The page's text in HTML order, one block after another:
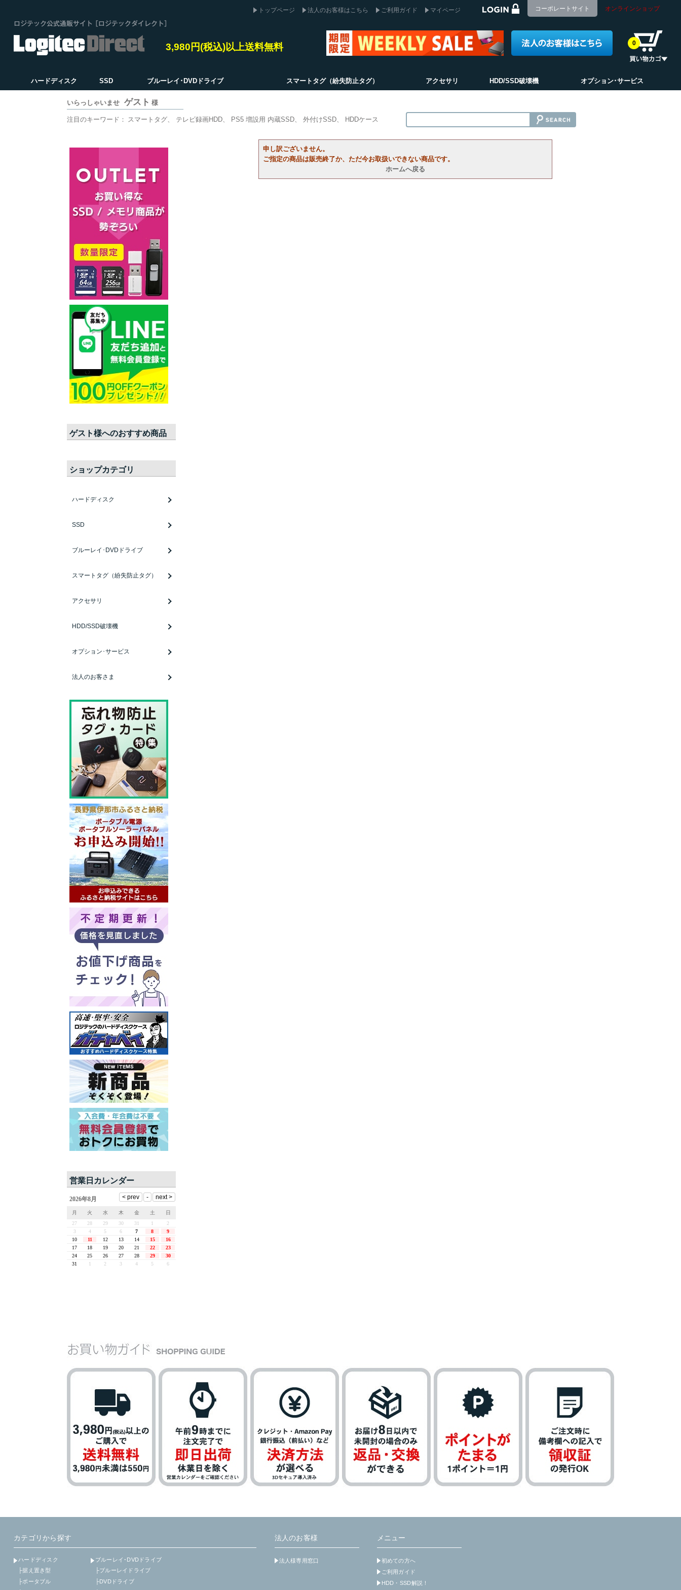
トップページ 法人のお客様はこちら ご利用ガイド マイページ コーポレートサイト オンラインショップ
3,980円(税込)以上送料無料 0
ハードディスク SSD ブルーレイ･DVDドライブ スマートタグ（紛失防止タグ） アクセサリ HDD/SSD破壊機 オプション･サービス
いらっしゃいませ ゲスト 様
注目のキーワード： スマートタグ テレビ録画HDD PS5 増設用 内蔵SSD 外付けSSD HDDケース
申し訳ございません。
ご指定の商品は販売終了か、ただ今お取扱いできない商品です。
ホームへ戻る
ゲスト様へのおすすめ商品
ショップカテゴリ
ハードディスク
SSD
ブルーレイ･DVDドライブ
スマートタグ（紛失防止タグ）
アクセサリ
HDD/SSD破壊機
オプション･サービス
法人のお客さま
営業日カレンダー
カテゴリから探す
ハードディスク
├据え置き型
├ポータブル
ブルーレイ･DVDドライブ
├ブルーレイドライブ
├DVDドライブ
法人のお客様
法人様専用窓口
メニュー
初めての方へ
ご利用ガイド
HDD・SSD解説！